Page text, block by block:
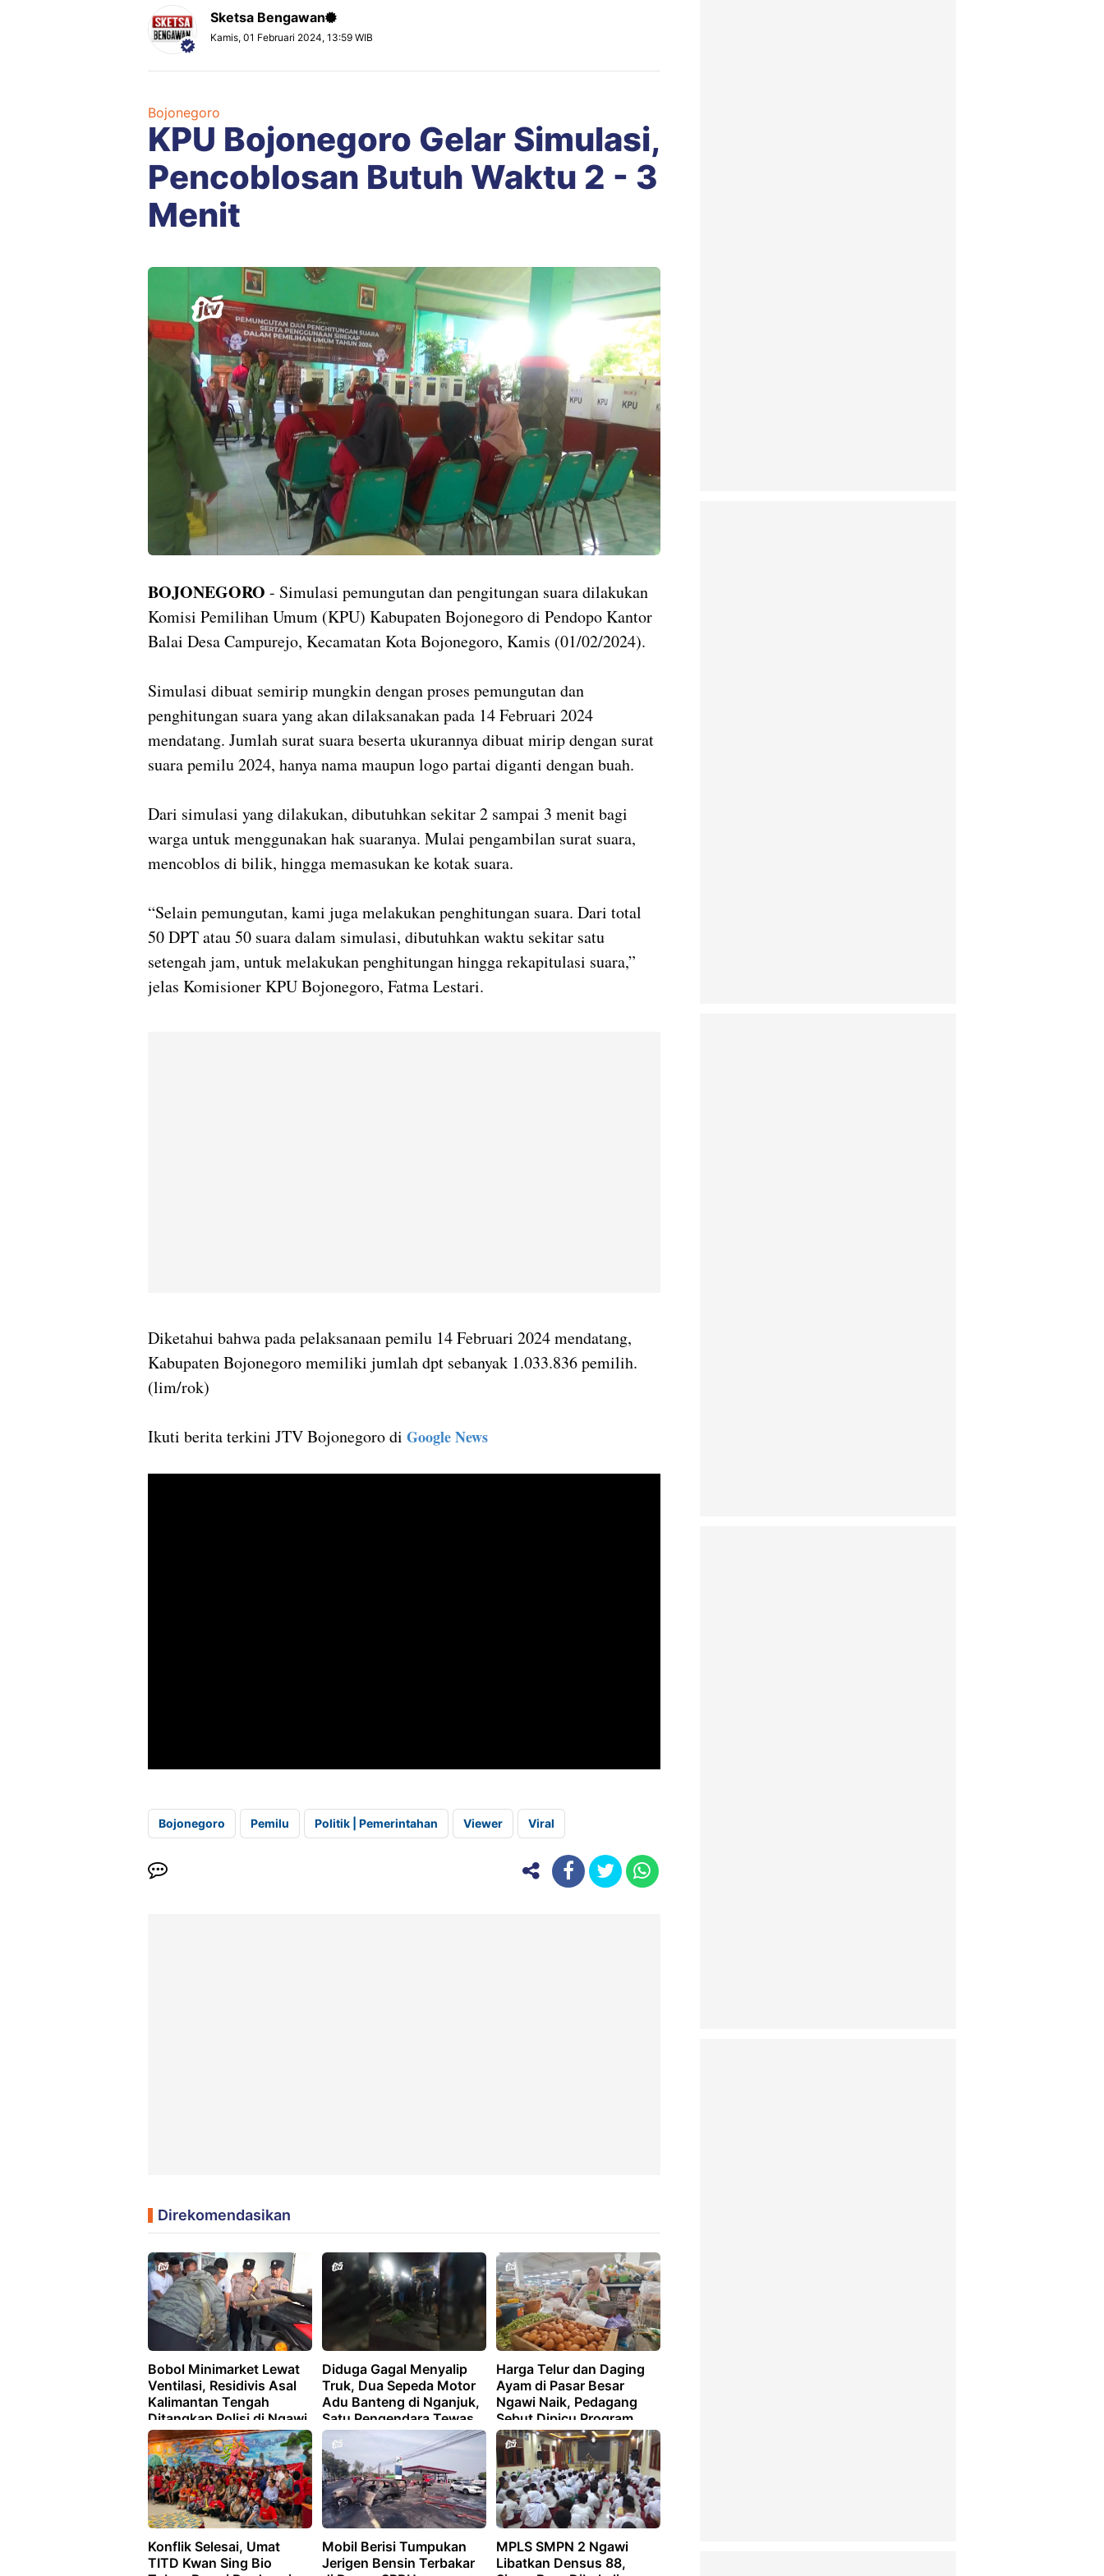
Sketsa Bengawan
Kamis, 01 Februari 2024, 13:59 WIB
Bojonegoro
KPU Bojonegoro Gelar Simulasi,
Pencoblosan Butuh Waktu 2 - 3
Menit
BOJONEGORO - Simulasi pemungutan dan pengitungan suara dilakukan
Komisi Pemilihan Umum (KPU) Kabupaten Bojonegoro di Pendopo Kantor
Balai Desa Campurejo, Kecamatan Kota Bojonegoro, Kamis (01/02/2024).
Simulasi dibuat semirip mungkin dengan proses pemungutan dan
penghitungan suara yang akan dilaksanakan pada 14 Februari 2024
mendatang. Jumlah surat suara beserta ukurannya dibuat mirip dengan surat
suara pemilu 2024, hanya nama maupun logo partai diganti dengan buah.
Dari simulasi yang dilakukan, dibutuhkan sekitar 2 sampai 3 menit bagi
warga untuk menggunakan hak suaranya. Mulai pengambilan surat suara,
mencoblos di bilik, hingga memasukan ke kotak suara.
“Selain pemungutan, kami juga melakukan penghitungan suara. Dari total
50 DPT atau 50 suara dalam simulasi, dibutuhkan waktu sekitar satu
setengah jam, untuk melakukan penghitungan hingga rekapitulasi suara,”
jelas Komisioner KPU Bojonegoro, Fatma Lestari.
Diketahui bahwa pada pelaksanaan pemilu 14 Februari 2024 mendatang,
Kabupaten Bojonegoro memiliki jumlah dpt sebanyak 1.033.836 pemilih.
(lim/rok)
Ikuti berita terkini JTV Bojonegoro di Google News
Bojonegoro Pemilu Politik | Pemerintahan Viewer Viral
Direkomendasikan
Bobol Minimarket Lewat
Ventilasi, Residivis Asal
Kalimantan Tengah
Ditangkap Polisi di Ngawi
Diduga Gagal Menyalip
Truk, Dua Sepeda Motor
Adu Banteng di Nganjuk,
Satu Pengendara Tewas
Harga Telur dan Daging
Ayam di Pasar Besar
Ngawi Naik, Pedagang
Sebut Dipicu Program
MBG dan Musim Hajatan
Konflik Selesai, Umat
TITD Kwan Sing Bio
Mobil Berisi Tumpukan
Jerigen Bensin Terbakar
MPLS SMPN 2 Ngawi
Libatkan Densus 88,